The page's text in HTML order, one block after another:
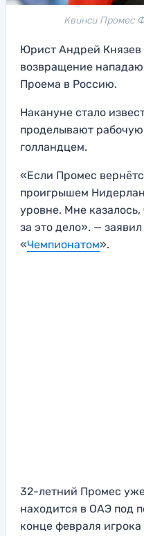
Квинси Промес
Юрист Андрей Князев
возвращение
Проема в Россию.
Накануне стало
проделывают
голландцем.
«Если Промес
проигрышем
уровне. Мне казалось,
за это дело». —
«Чемпионатом».
32-летний Промес
находится в ОАЭ под
конце февраля